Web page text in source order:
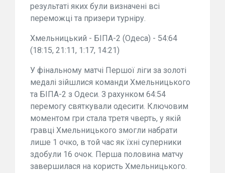
результаті яких були визначені всі
переможці та призери турніру.
Хмельницький - БІПА-2 (Одеса) - 54:64
(18:15, 21:11, 1:17, 14:21)
У фінальному матчі Першої ліги за золоті
медалі зійшлися команди Хмельницького
та БІПА-2 з Одеси. З рахунком 64:54
перемогу святкували одесити. Ключовим
моментом гри стала третя чверть, у якій
гравці Хмельницького змогли набрати
лише 1 очко, в той час як їхні суперники
здобули 16 очок. Перша половина матчу
завершилася на користь Хмельницького.